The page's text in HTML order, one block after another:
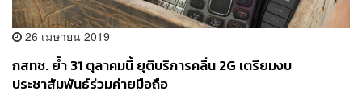
26 เมษายน 2019
กสทช. ย้ำ 31 ตุลาคมนี้ ยุติบริการคลื่น 2G เตรียมงบ
ประชาสัมพันธ์ร่วมค่ายมือถือ